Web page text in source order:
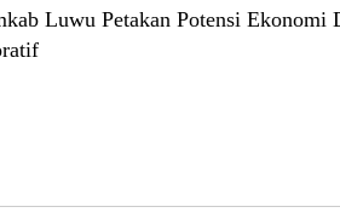
Luwu Petakan Potensi Ekonomi